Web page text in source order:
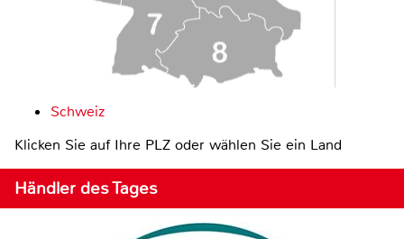
Schweiz
Klicken Sie auf Ihre PLZ oder wählen Sie ein Land
Händler des Tages